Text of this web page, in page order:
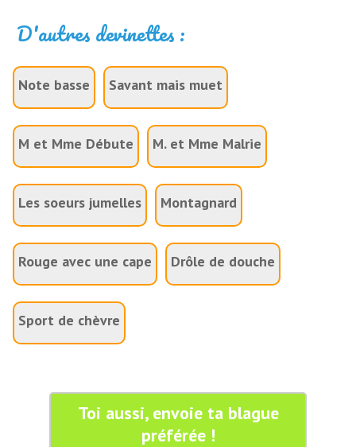
D'autres devinettes :
Note basse Savant mais muet
M et Mme Débute M. et Mme Malrie
Les soeurs jumelles Montagnard
Rouge avec une cape Drôle de douche
Sport de chèvre
Toi aussi, envoie ta blague
préférée !